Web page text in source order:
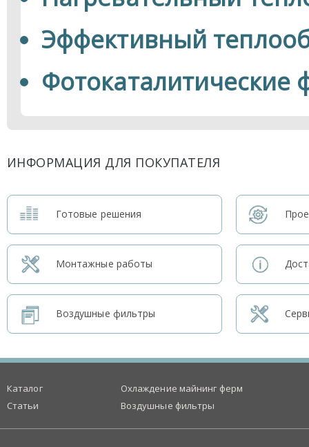
Эффективный
Фотокаталитические
ИНФОРМАЦИЯ ДЛЯ ПОКУПАТЕЛЯ
Готовые решения
Монтажные работы
Воздушные фильтры
Каталог
Статьи
Охлаждение майнинг ферм
Воздушные фильтры